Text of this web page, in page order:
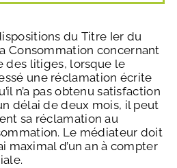
du Titre Ier du
Consommation concernant
des litiges, lorsque le
une réclamation écrite
n’a pas obtenu satisfaction
délai de deux mois, il peut
sa réclamation au
Le médiateur doit
maximal d’un an à compter